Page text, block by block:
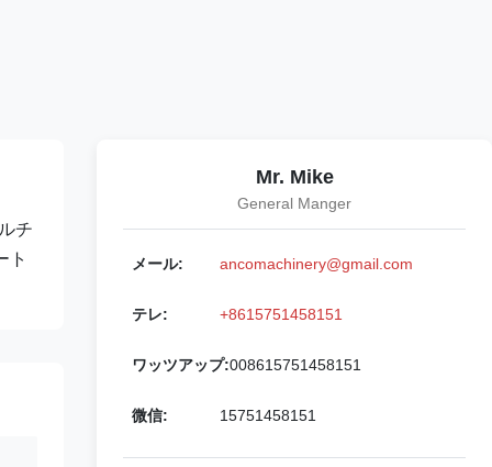
チ
ト
Mr. Mike
General Manger
メール: ancomachinery@gmail.com
テレ: +8615751458151
ワッツアップ:008615751458151
微信: 15751458151